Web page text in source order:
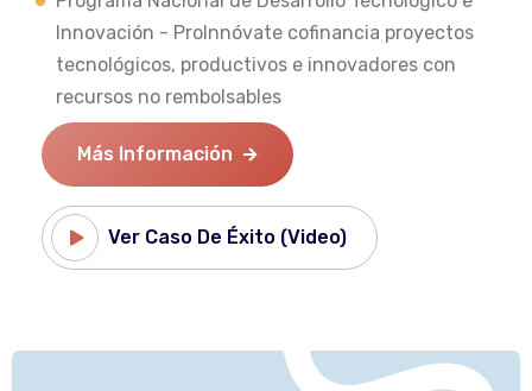
Innovación - ProInnóvate cofinancia proyectos
tecnológicos, productivos e innovadores con
recursos no rembolsables
Más Información
Ver Caso De Éxito (Video)